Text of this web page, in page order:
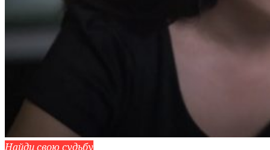
Найди свою судьбу